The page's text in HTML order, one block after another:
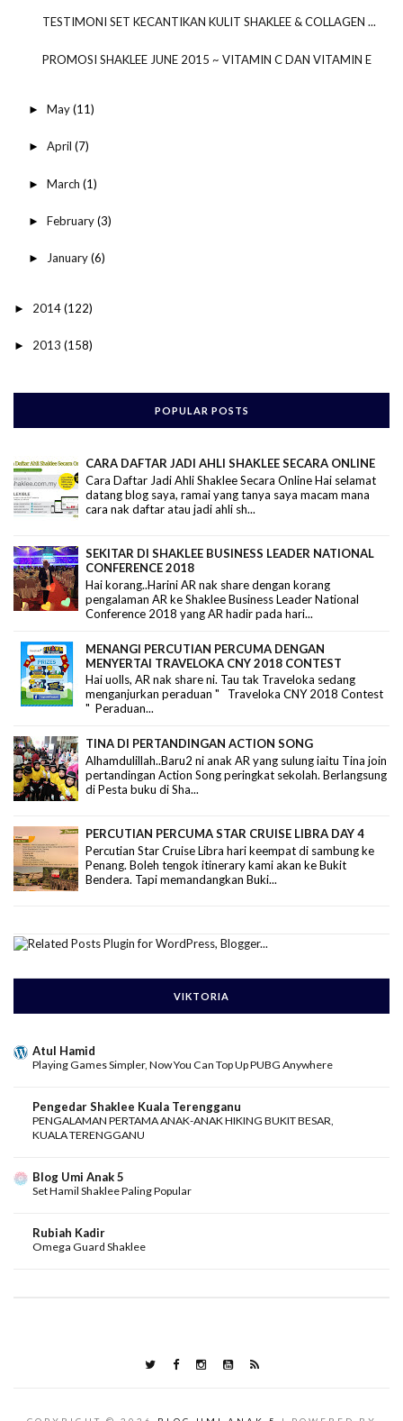
TESTIMONI SET KECANTIKAN KULIT SHAKLEE & COLLAGEN ...
PROMOSI SHAKLEE JUNE 2015 ~ VITAMIN C DAN VITAMIN E
► May(11)
► April (7)
► March (1)
► February(3)
► January(6)
► 2014(122)
► 2013 (158)
POPULAR POSTS
CARA DAFTAR JADI AHLI SHAKLEE SECARA ONLINE
Cara Daftar Jadi Ahli Shaklee Secara Online Hai selamat
datang blog saya, ramai yang tanya saya macam mana
cara nak daftar atau jadi ahli sh...
SEKITAR DI SHAKLEE BUSINESS LEADER NATIONAL
CONFERENCE 2018
Hai korang..Harini AR nak share dengan korang
pengalaman AR ke Shaklee Business Leader National
Conference 2018 yang AR hadir pada hari...
MENANGI PERCUTIAN PERCUMA DENGAN
MENYERTAI TRAVELOKA CNY 2018 CONTEST
Hai uolls, AR nak share ni. Tau tak Traveloka sedang
menganjurkan peraduan " Traveloka CNY 2018 Contest
" Peraduan...
TINA DI PERTANDINGAN ACTION SONG
Alhamdulillah..Baru2 ni anak AR yang sulung iaitu Tina join
pertandingan Action Song peringkat sekolah. Berlangsung
di Pesta buku di Sha...
PERCUTIAN PERCUMA STAR CRUISE LIBRA DAY 4
Percutian Star Cruise Libra hari keempat di sambung ke
Penang. Boleh tengok itinerary kami akan ke Bukit
Bendera. Tapi memandangkan Buki...
VIKTORIA
Atul Hamid
Playing Games Simpler, Now You Can Top Up PUBG Anywhere
Pengedar Shaklee Kuala Terengganu
PENGALAMAN PERTAMA ANAK-ANAK HIKING BUKIT BESAR,
KUALA TERENGGANU
Blog Umi Anak 5
Set Hamil Shaklee Paling Popular
Rubiah Kadir
Omega Guard Shaklee